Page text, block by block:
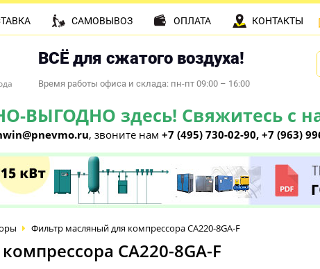
ВСЁ для сжатого воздуха!
Время работы офиса и склада: пн-пт 09:00 – 16:00
ВЫГОДНО здесь! Свяжитесь с
, звоните нам +7 (495) 730-02-90, +7 (963)
САМОВЫВОЗ ОПЛАТА КОНТАКТЫ
Фильтр масляный для компрессора CA220-8GA-F
CA220-8GA-F